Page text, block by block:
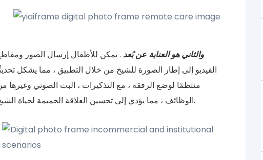
والثاني هو العناية عن بُعد . يمكن للأطفال إرسال الصور
الفيديو إلى إطار الصورة للشيخ من خلال التطبيق ، مما يشكل
منتظمًا لوضع الرفقة ، مع التذكيرات ، البث الصوتي وغيرها
الوظائف ، مما يؤدي إلى تحسين العلاقة الحميمة لحياة الشيخ.